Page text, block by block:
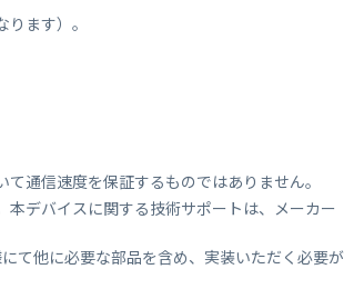
ます）。
通信速度を保証するものではありません。
デバイスに関する技術サポートは、メーカー
にて他に必要な部品を含め、実装いただく必要が